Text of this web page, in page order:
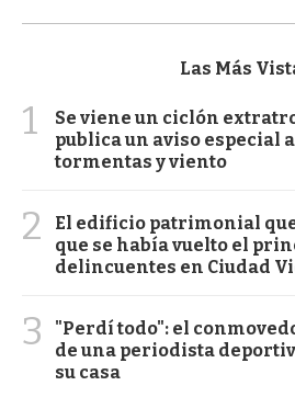
Las Más
1
Se viene un ciclón
publica un aviso especial
tormentas y viento
2
El edificio patrimonial
que se había vuelto el
delincuentes en Ciudad
3
"Perdí todo": el
de una periodista
su casa